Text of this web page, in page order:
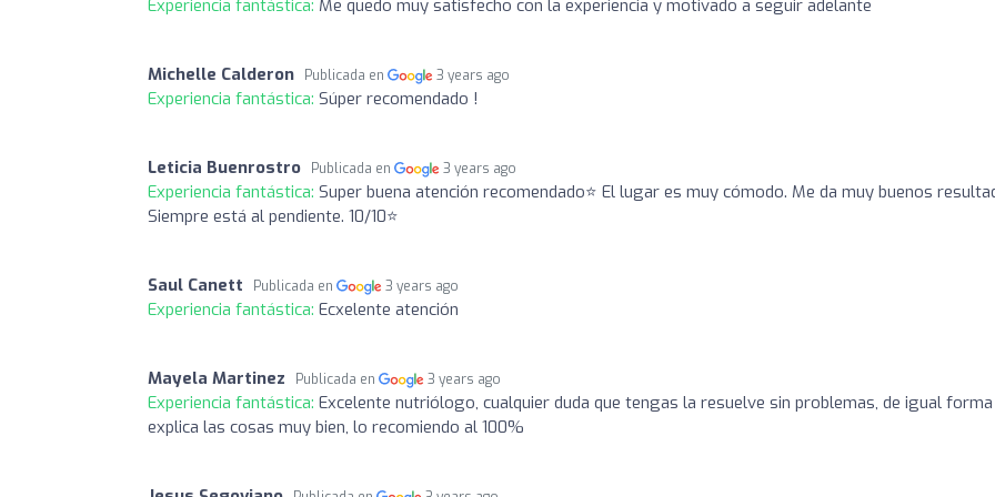
Experiencia fantástica: Me quedo muy satisfecho con la experiencia y motivado a seguir adelante
Michelle Calderon Publicada en 3 years ago
Experiencia fantástica: Súper recomendado !
Leticia Buenrostro Publicada en 3 years ago
Experiencia fantástica: Super buena atención recomendado⭐ El lugar es muy cómodo. Me da muy buenos
Siempre está al pendiente. 10/10⭐
Saul Canett Publicada en 3 years ago
Experiencia fantástica: Ecxelente atención
Mayela Martinez Publicada en 3 years ago
Experiencia fantástica: Excelente nutriólogo, cualquier duda que tengas la resuelve sin problemas, de igual forma
explica las cosas muy bien, lo recomiendo al 100%